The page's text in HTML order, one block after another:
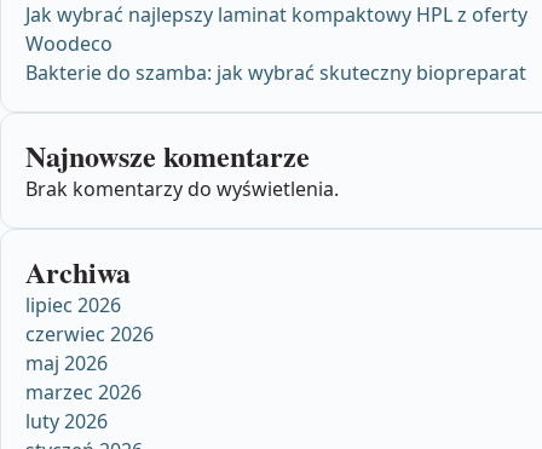
Jak wybrać najlepszy laminat kompaktowy HPL z oferty
Woodeco
Bakterie do szamba: jak wybrać skuteczny biopreparat
Najnowsze komentarze
Brak komentarzy do wyświetlenia.
Archiwa
lipiec 2026
czerwiec 2026
maj 2026
marzec 2026
luty 2026